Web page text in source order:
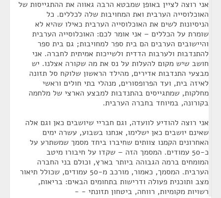
אני רוצה לציין באופן שמבטא הרבה גאווה את ההתגייסות של
האוכלוסייה הערבית ואת המחויבות שלה לכללים. כל
הניסיונות לשים את האוכלוסייה הערבית כאילו שהיא לא
שומרת על הכללים – אני אומר לכם: האוכלוסייה הערבית
והיישובים הערבים הם בית ספר למחויבות; גם בית ספר
להתנדבות ולערבות הדדית ולשייכות אמיתית לחברה. אני
חושב שיש מקום להעלות על נס את מה שקורה אצלנו. יש
מבצעי התנדבות אדירים, מהילד הראשון שלוקח סל תזונה
לאיזה בית, ועד הפרופסורים, מנהלי בתי חולים וראשי
מחלקות, שמתגייסים בהתנדבות למבצע הארצי של מלחמה
בקורונה, במיוחד בחברה הערבית.
אני רוצה להודיע לוועדה, וגם חבריי שיושבים כאן וגם אלה
שאינם יושבים כאן ישלימו, אנחנו בשבוע, עשרה ימים
האחרונים הקמנו צוותים שחיברו ביחד מסמך שמשתרע על
כ-50 עמודים. המסמך הזה – שקדו על חיבורו מיטב
המומחים ברמה הגבוהה ביותר בארץ, וכולם בני החברה
הערבית. המסמך, כאמור, מורכב מ-50 עמודים, שכולל תיאור
מצב ותוכנית פעולה ודרישות בתחומים הבאים: בריאות,
רשויות מקומיות, רווחה, ביטחון תזונתי - -